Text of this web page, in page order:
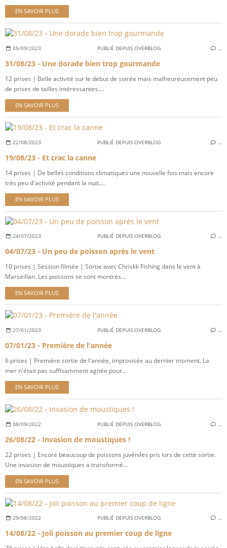
EN SAVOIR PLUS
05/09/2023 PUBLIÉ DEPUIS OVERBLOG …
31/08/23 - Une dorade bien trop gourmande
12 prises | Belle activité sur le début de soirée mais malheureusement peu
de prises de tailles intéressantes....
EN SAVOIR PLUS
22/08/2023 PUBLIÉ DEPUIS OVERBLOG …
19/08/23 - Et crac la canne
14 prises | De belles conditions climatiques une nouvelle fois mais encore
très peu d'activité pendant la nuit....
EN SAVOIR PLUS
24/07/2023 PUBLIÉ DEPUIS OVERBLOG …
04/07/23 - Un peu de poisson après le vent
10 prises | Session filmée | Sortie avec Chriskk Fishing dans le vent à
Marseillan. Les poissons se sont montrés...
EN SAVOIR PLUS
27/01/2023 PUBLIÉ DEPUIS OVERBLOG …
07/01/23 - Première de l'année
6 prises | Première sortie de l'année, improvisée au dernier moment. La
mer n'était pas suffisamment agitée pour...
EN SAVOIR PLUS
08/09/2022 PUBLIÉ DEPUIS OVERBLOG …
26/08/22 - Invasion de moustiques !
22 prises | Encore beaucoup de poissons juvéniles pris lors de cette sortie.
Une invasion de moustiques a transformé...
EN SAVOIR PLUS
29/08/2022 PUBLIÉ DEPUIS OVERBLOG …
14/08/22 - Joli poisson au premier coup de ligne